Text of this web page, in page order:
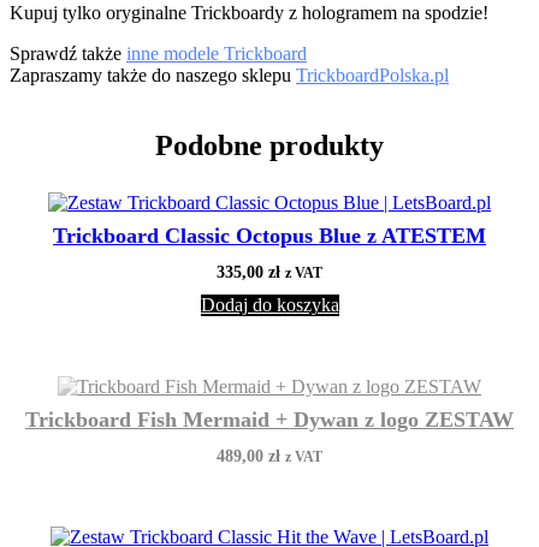
Kupuj tylko oryginalne Trickboardy z hologramem na spodzie!
Sprawdź także inne modele Trickboard
Zapraszamy także do naszego sklepu TrickboardPolska.pl
Podobne produkty
Trickboard Classic Octopus Blue z ATESTEM
335,00 zł z VAT
Dodaj do koszyka
Trickboard Fish Mermaid + Dywan z logo ZESTAW
489,00 zł z VAT